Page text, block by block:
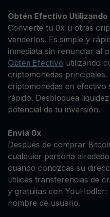
Obtén Efectivo
Convierte tu 0x u otras
venderlos. Es simple y
inmediata sin renunciar al
Obtén Efectivo utilizando
criptomonedas
criptomonedas en efectivo
rápido. Desbloquea
potencial de tu inversión.
Envía 0x
Después de comprar
cualquier persona
cuando conozcas su
utilices transferencias de
y gratuitas con
nombre de usuario.